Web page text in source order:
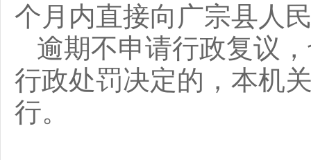
个月内直接向 广宗县人
逾期不申请行政复议
行政处罚决定的，本机
行。